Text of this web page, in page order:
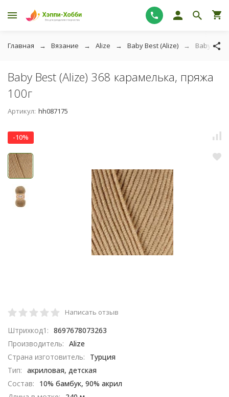
Главная Вязание Alize Baby Best (Alize) Baby Best
Baby Best (Alize) 368 карамелька, пряжа
100г
Артикул: hh087175
-10%
Написать отзыв
Штрихкод1: 8697678073263
Производитель: Alize
Страна изготовитель:
Турция
Тип: акриловая, детская
Состав:
10% бамбук, 90% акрил